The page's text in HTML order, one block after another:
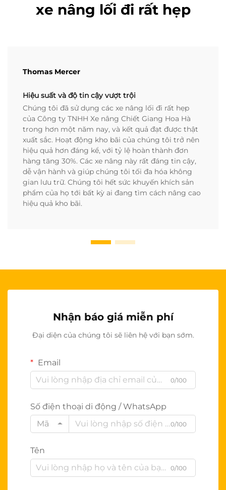
xe nâng lối đi rất hẹp
Thomas Mercer
Hiệu suất và độ tin cậy vượt trội
Chúng tôi đã sử dụng các xe nâng lối đi rất hẹp
của Công ty TNHH Xe nâng Chiết Giang Hoa Hà
trong hơn một năm nay, và kết quả đạt được thật
xuất sắc. Hoạt động kho bãi của chúng tôi trở nên
hiệu quả hơn đáng kể, với tỷ lệ hoàn thành đơn
hàng tăng 30%. Các xe nâng này rất đáng tin cậy,
dễ vận hành và giúp chúng tôi tối đa hóa không
gian lưu trữ. Chúng tôi hết sức khuyến khích sản
phẩm của họ tới bất kỳ ai đang tìm cách nâng cao
hiệu quả kho bãi.
Nhận báo giá miễn phí
Đại diện của chúng tôi sẽ liên hệ với bạn sớm.
Email
0/100
Số điện thoại di động / WhatsApp
Mã
0/100
Tên
0/100